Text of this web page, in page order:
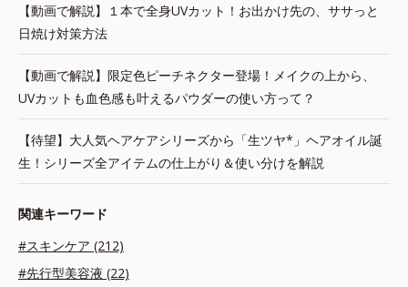
【動画で解説】１本で全身UVカット！お出かけ先の、ササっと
日焼け対策方法
【動画で解説】限定色ピーチネクター登場！メイクの上から、
UVカットも血色感も叶えるパウダーの使い方って？
【待望】大人気ヘアケアシリーズから「生ツヤ*」ヘアオイル誕
生！シリーズ全アイテムの仕上がり＆使い分けを解説
関連キーワード
#スキンケア (212)
#先行型美容液 (22)